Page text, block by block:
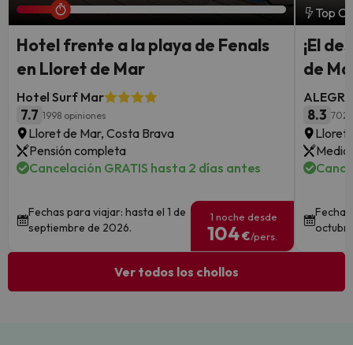
Hotel frente a la playa de Fenals
en Lloret de Mar
Hotel Surf Mar
7.7 1998 opiniones
Lloret de Mar, Costa Brava
Pensión completa
Cancelación GRATIS hasta 2 días antes
Fechas para viajar: hasta el 1 de
septiembre de 2026.
1 noche desde
104€/pers.
Top
¡El
de
8.3 702
Lloret
Media
Ver todos los chollos